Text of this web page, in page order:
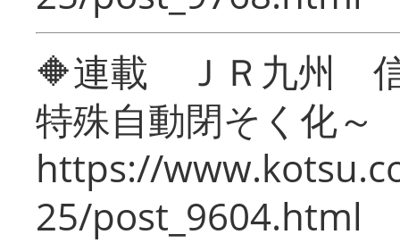
🔶連載 ＪＲ九州 信
特殊自動閉そく化～
https://
25/post_9604.html